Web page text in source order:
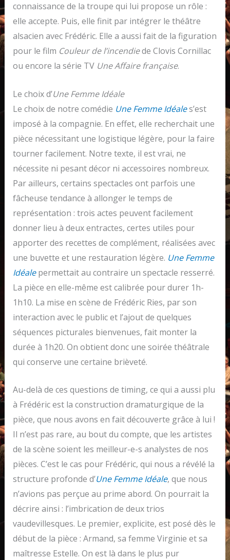
connaissance de la troupe qui lui propose un rôle :
elle accepte. Puis, elle finit par intégrer le théâtre
alsacien avec Frédéric. Elle a aussi fait de la figuration
pour le film Couleur de l’incendiede Clovis Cornillac
ou encore la série TV Une Affaire française.
Le choix d’Une Femme Idéale
Le choix de notre comédie Une Femme Idéales’est
imposé à la compagnie. En effet, elle recherchait une
pièce nécessitant une logistique légère, pour la faire
tourner facilement. Notre texte, il est vrai, ne
nécessite ni pesant décor ni accessoires nombreux.
Par ailleurs, certains spectacles ont parfois une
fâcheuse tendance à allonger le temps de
représentation : trois actes peuvent facilement
donner lieu à deux entractes, certes utiles pour
apporter des recettes de complément, réalisées avec
une buvette et une restauration légère. Une Femme
Idéalepermettait au contraire un spectacle resserré.
La pièce en elle-même est calibrée pour durer 1h-
1h10. La mise en scène de Frédéric Ries, par son
interaction avec le public et l’ajout de quelques
séquences picturales bienvenues, fait monter la
durée à 1h20. On obtient donc une soirée théâtrale
qui conserve une certaine brièveté.
Au-delà de ces questions de timing, ce qui a aussi plu
à Frédéric est la construction dramaturgique de la
pièce, que nous avons en fait découverte grâce à lui !
Il n’est pas rare, au bout du compte, que les artistes
de la scène soient les meilleur-e-s analystes de nos
pièces. C’est le cas pour Frédéric, qui nous a révélé la
structure profonde d’Une Femme Idéale, que nous
n’avions pas perçue au prime abord. On pourrait la
décrire ainsi : l’imbrication de deux trios
vaudevillesques. Le premier, explicite, est posé dès le
début de la pièce : Armand, sa femme Virginie et sa
maîtresse Estelle. On est là dans le plus pur